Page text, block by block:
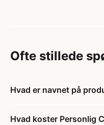
Ofte stillede
Hvad er navnet på
Hvad koster Personlig